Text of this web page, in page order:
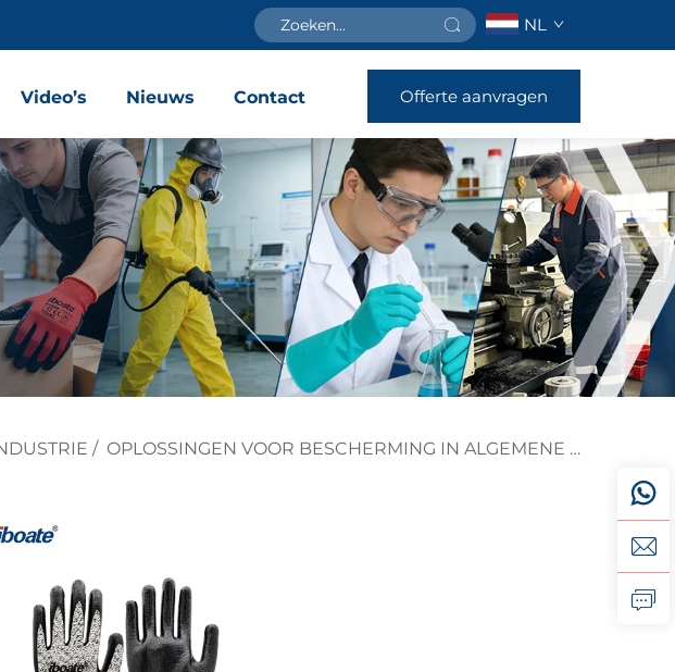
NL
Video’s Nieuws Contact Offerte aanvragen
/ OPLOSSINGEN VOOR BESCHERMING IN ALGEMENE PRODUCTIE